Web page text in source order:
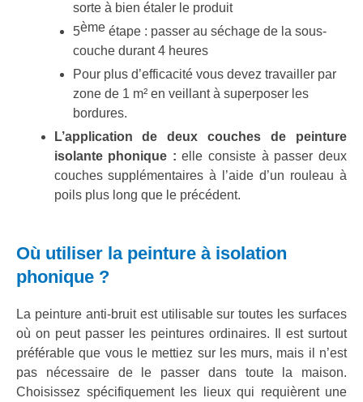
sorte à bien étaler le produit
5èmeétape : passer au séchage de la sous-
couche durant 4 heures
Pour plus d’efficacité vous devez travailler par
zone de 1 m² en veillant à superposer les
bordures.
L’application de deux couches de peinture
isolante phonique :elle consiste à passer deux
couches supplémentaires à l’aide d’un rouleau à
poils plus long que le précédent.
Où utiliser la peinture à isolation
phonique ?
La peinture anti-bruit est utilisable sur toutes les surfaces
où on peut passer les peintures ordinaires. Il est surtout
préférable que vous le mettiez sur les murs, mais il n’est
pas nécessaire de le passer dans toute la maison.
Choisissez spécifiquement les lieux qui requièrent une